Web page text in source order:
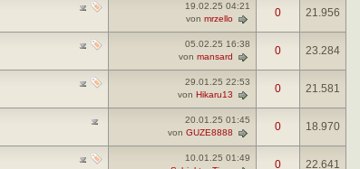
19.02.25 04:21
von mrzello 0 21.956
05.02.25 16:38
von mansard 0 23.284
29.01.25 22:53
von Hikaru13 0 21.581
20.01.25 01:45
von GUZE8888 0 18.970
10.01.25 01:49
0 22.641